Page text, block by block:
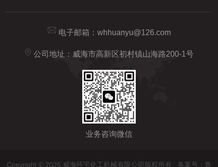
电子邮箱： whhuanyu@126.com
公司地址：威海市高新区初村镇山海路200-1号
业务咨询微信
Copyright © 2026 威海环宇化工机械有限公司版权所有 备案号：鲁